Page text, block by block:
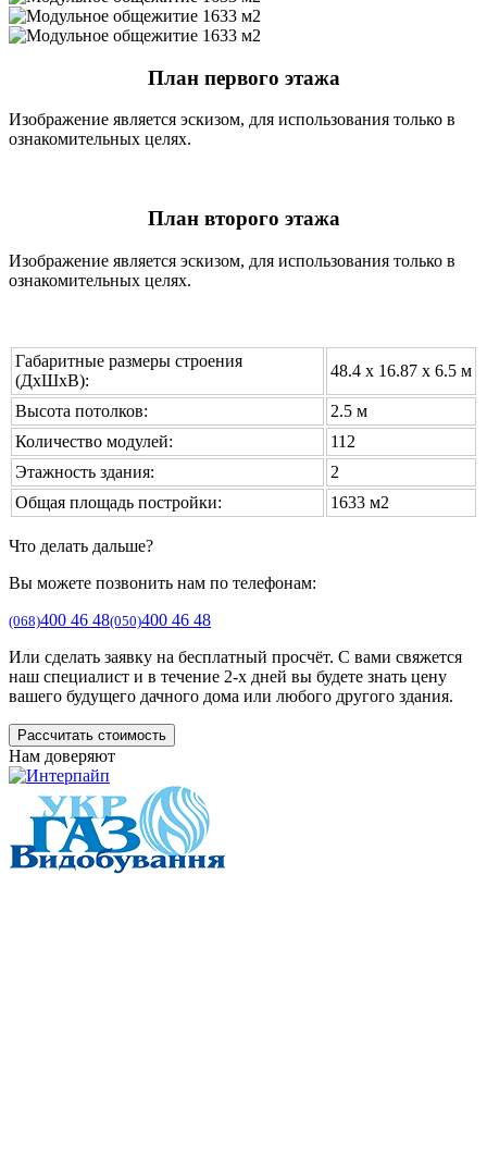
План первого этажа
Изображение является эскизом, для использования только в
ознакомительных целях.
План второго этажа
Изображение является эскизом, для использования только в
ознакомительных целях.
Габаритные размеры строения
(ДхШхВ):
48.4 х 16.87 x 6.5 м
Высота потолков:
2.5 м
Количество модулей:
112
Этажность здания:
2
Общая площадь постройки:
1633 м2
Что делать дальше?
Вы можете позвонить нам по телефонам:
(068)400 46 48(050)400 46 48
Или сделать заявку на бесплатный просчёт. С вами свяжется
наш специалист и в течение 2-х дней вы будете знать цену
вашего будущего дачного дома или любого другого здания.
Рассчитать стоимость
Нам доверяют